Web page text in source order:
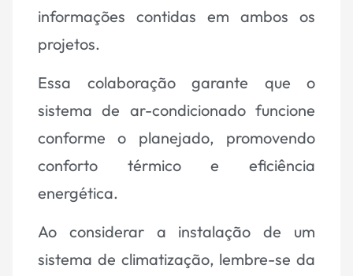
informações contidas em ambos os
projetos.
Essa colaboração garante que o
sistema de ar-condicionado funcione
conforme o planejado, promovendo
conforto térmico e eficiência
energética.
Ao considerar a instalação de um
sistema de climatização, lembre-se da